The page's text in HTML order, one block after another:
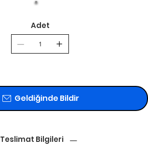
Adet
Geldiğinde Bildir
Teslimat Bilgileri